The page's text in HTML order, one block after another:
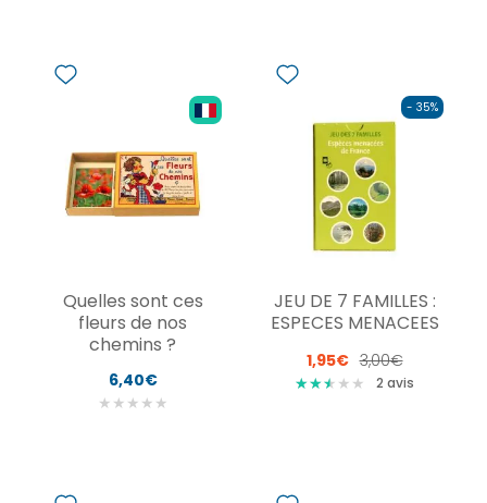
Quelles sont ces
fleurs de nos
chemins ?
6,40€
★ ★ ★ ★ ★
- 35%
JEU DE 7 FAMILLES :
ESPECES MENACEES
1,95€ 3,00€
★★★
★★★ ★ ★ 2 avis